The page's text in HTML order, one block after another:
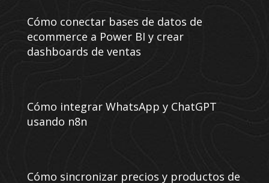
Cómo conectar bases de datos de
ecommerce a Power BI y crear
dashboards de ventas
Cómo integrar WhatsApp y ChatGPT
usando n8n
Cómo sincronizar precios y productos de